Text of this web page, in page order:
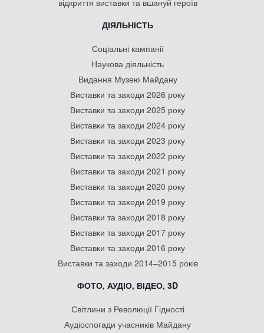
відкриття виставки та вшануй героїв
ДІЯЛЬНІСТЬ
Соціальні кампанії
Наукова діяльність
Видання Музею Майдану
Виставки та заходи 2026 року
Виставки та заходи 2025 року
Виставки та заходи 2024 року
Виставки та заходи 2023 року
Виставки та заходи 2022 року
Виставки та заходи 2021 року
Виставки та заходи 2020 року
Виставки та заходи 2019 року
Виставки та заходи 2018 року
Виставки та заходи 2017 року
Виставки та заходи 2016 року
Виставки та заходи 2014–2015 років
ФОТО, АУДІО, ВІДЕО, 3D
Світлини з Революції Гідності
Аудіоспогади учасників Майдану